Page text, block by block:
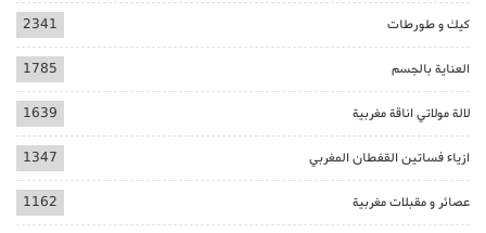
كيك و طورطات 2341
العناية بالجسم 1785
لالة مولاتي اناقة مغربية 1639
ازياء فساتين القفطان المغربي 1347
عصائر و مقبلات مغربية 1162